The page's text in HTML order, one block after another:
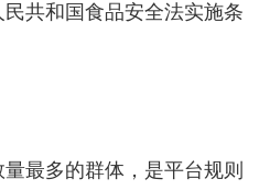
共和国食品安全法实施条
最多的群体，是平台规则